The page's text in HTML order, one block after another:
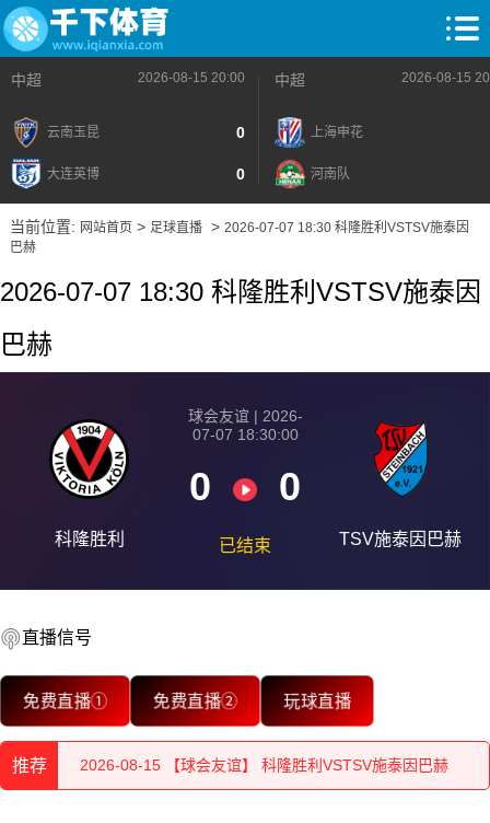
中超 2026-08-15 20:00
云南玉昆 0
大连英博 0
中超 2026-08-15
上海申花
河南队
当前位置: 网站首页> 足球直播> 2026-07-07 18:30 科隆胜利VSTSV施泰因
巴赫
2026-07-07 18:30 科隆胜利VSTSV施泰因
巴赫
科隆胜利
球会友谊 | 2026-
07-07 18:30:00
0 0
已结束 TSV施泰因巴赫
直播信号
免费直播① 免费直播② 玩球直播
推荐
2026-08-15 【球会友谊】 科隆胜利VSTSV施泰因巴赫
2026-08-15 【球会友谊】 科隆胜利VSTSV施泰因巴赫